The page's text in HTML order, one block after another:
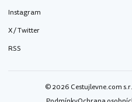
Instagram
X / Twitter
RSS
© 2026 Cestujlevne.com